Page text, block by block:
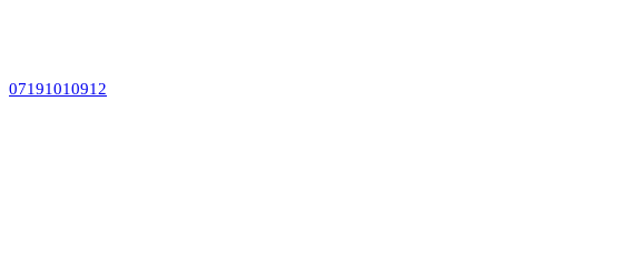
07191010912